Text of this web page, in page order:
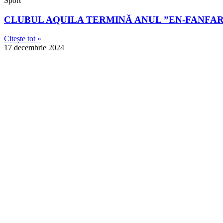
CLUBUL AQUILA TERMINĂ ANUL ”EN-
Citește tot »
17 decembrie 2024